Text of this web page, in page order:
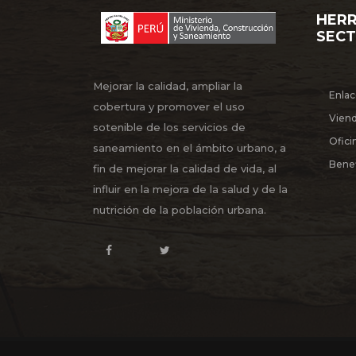
SERVICIO DE
POTABLE DE LA
07/11/2023
ADQUISICIÓN
EVACUACIÓN
INUNDACIONES
PELIGRO
PLUVIALES Y
SERVICIO DE
Mejorar la calidad, ampliar la
cobertura y promover el uso
sotenible de los servicios de
saneamiento en el ámbito urbano, a
fin de mejorar la calidad de vida, al
influir en la mejora de la salud y de la
nutrición de la población urbana.